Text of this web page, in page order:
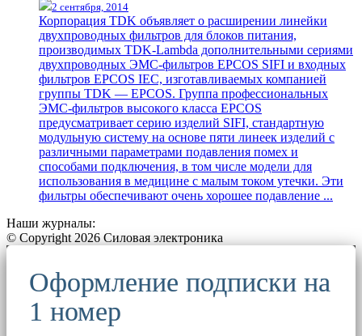
2 сентября, 2014
Корпорация TDK объявляет о расширении линейки
двухпроводных фильтров для блоков питания,
производимых TDK-Lambda дополнительными сериями
двухпроводных ЭМС-фильтров EPCOS SIFI и входных
фильтров EPCOS IEC, изготавливаемых компанией
группы TDK — EPCOS. Группа профессиональных
ЭМС-фильтров высокого класса EPCOS
предусматривает серию изделий SIFI, стандартную
модульную систему на основе пяти линеек изделий с
различными параметрами подавления помех и
способами подключения, в том числе модели для
использования в медицине с малым током утечки. Эти
фильтры обеспечивают очень хорошее подавление ...
Наши журналы:
© Copyright 2026 Силовая электроника
Оформление подписки на
1 номер